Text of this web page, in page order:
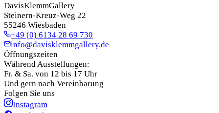
DavisKlemmGallery
Steinern-Kreuz-Weg 22
55246 Wiesbaden
+49 (0) 6134 28 69 730
info@davisklemmgallery.de
Öffnungszeiten
Während Ausstellungen:
Fr. & Sa. von 12 bis 17 Uhr
Und gern nach Vereinbarung
Folgen Sie uns
Instagram